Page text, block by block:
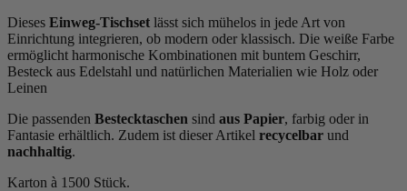
Dieses Einweg-Tischset lässt sich mühelos in jede Art von
Einrichtung integrieren, ob modern oder klassisch. Die weiße Farbe
ermöglicht harmonische Kombinationen mit buntem Geschirr,
Besteck aus Edelstahl und natürlichen Materialien wie Holz oder
Leinen
Die passenden Bestecktaschen sind aus Papier, farbig oder in
Fantasie erhältlich. Zudem ist dieser Artikel recycelbar und
nachhaltig.
Karton à 1500 Stück.